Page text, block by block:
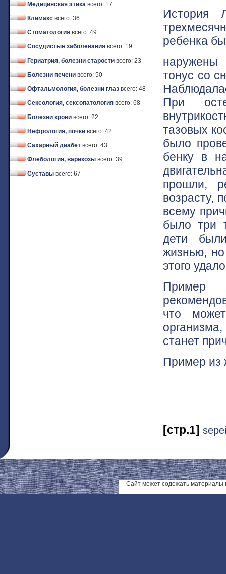
Медицинская этика всего: 17
Климакс всего: 36
Стоматология всего: 49
Сосудистые заболевания всего: 19
Гериатрия, болезни старости всего: 23
Болезни печени всего: 50
Офтальмология, болезни глаз всего: 48
Сексология, сексопатология всего: 68
Болезни крови всего: 22
Нефрология, почки всего: 42
Сахарный диабет всего: 43
Флебология, варикозы всего: 39
Суставы всего: 67
История
ребенка
наружены
тонус со
При
тазовых
было
бенку в
прошли,
возрасту,
всему
было три
дети
жизнью,
этого
Пример
что
станет
Пример из
[стр.1]
Сайт может содежать материалы